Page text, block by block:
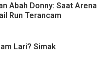
Abah Donny: Saat Arena
Run Terancam
Lari? Simak